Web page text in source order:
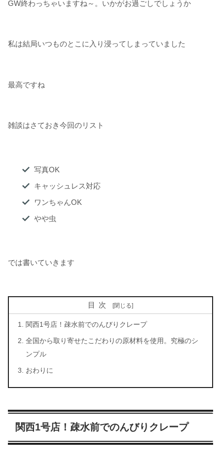
GW終わっちゃいますね～。いかがお過ごしでしょうか
私は結局いつものとこに入り浸ってしまっていました
最高ですね
雑談はさておき今回のリスト
写真OK
キャッシュレス対応
ワンちゃんOK
やや虫
では書いていきます
目次
関西1号店！疎水前でのんびりクレープ
全国から取り寄せたこだわりの原材料を使用。究極のシ
ンプル
おわりに
関西1号店！疎水前でのんびりクレープ